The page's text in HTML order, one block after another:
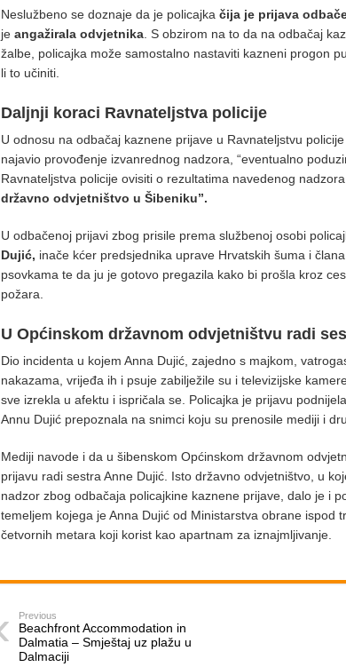
Neslužbeno se doznaje da je policajka čija je prijava
je angažirala odvjetnika . S obzirom na to da na odbačaj
žalbe, policajka može samostalno nastaviti kazneni progon
li to učiniti.
Daljnji koraci Ravnateljstva policije
U odnosu na odbačaj kaznene prijave u Ravnateljstvu
najavio provođenje izvanrednog nadzora, “eventualno
Ravnateljstva policije ovisiti o rezultatima navedenog
državno odvjetništvo u Šibeniku”.
U odbačenoj prijavi zbog prisile prema službenoj osobi
Dujić, inače kćer predsjednika uprave Hrvatskih šuma i
psovkama te da ju je gotovo pregazila kako bi prošla kroz
požara.
U Općinskom državnom odvjetništvu radi
Dio incidenta u kojem Anna Dujić, zajedno s majkom,
nakazama, vrijeđa ih i psuje zabilježile su i televizijske
sve izrekla u afektu i ispričala se. Policajka je prijavu
Annu Dujić prepoznala na snimci koju su prenosile mediji i
Mediji navode i da u šibenskom Općinskom državnom
prijavu radi sestra Anne Dujić. Isto državno odvjetništvo, u
nadzor zbog odbačaja policajkine kaznene prijave, dalo je i
temeljem kojega je Anna Dujić od Ministarstva obrane ispod
četvornih metara koji korist kao apartnam za iznajmljivanje.
Previous
Beachfront Accommodation in
Dalmatia – Smještaj uz plažu u
Dalmaciji